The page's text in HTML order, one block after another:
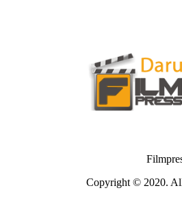
Copyright © 2020.